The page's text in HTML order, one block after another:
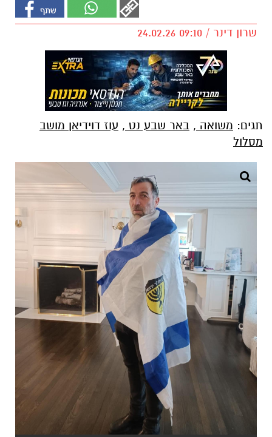
שרון דינר / 09:10 24.02.26
תגים: משואה , באר שבע נט , עוז דוידיאן מושב
מסלול